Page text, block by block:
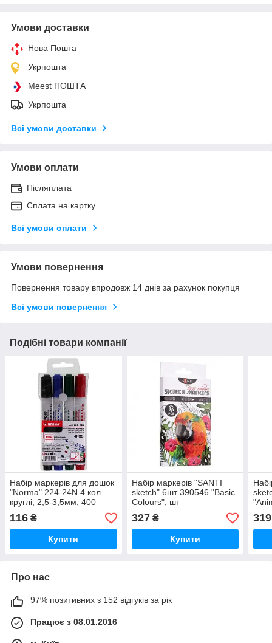
Умови доставки
Нова Пошта
Укрпошта
Meest ПОШТА
Укрпошта
Всі умови доставки
Умови оплати
Післяплата
Сплата на картку
Всі умови оплати
Умови повернення
Повернення товару впродовж 14 днів за рахунок покупця
Всі умови повернення
Подібні товари компанії
Набір маркерів для дошок
"Norma" 224-24N 4 кол.
круглі, 2,5-3,5мм, 400
метрів, шт
116 ₴
Купити
Набір маркерів "SANTI
sketch" 6шт 390546 "Basic
Colours", шт
327₴
Купити
319
Про нас
97% позитивних з 152 відгуків за рік
Працює з 08.01.2016